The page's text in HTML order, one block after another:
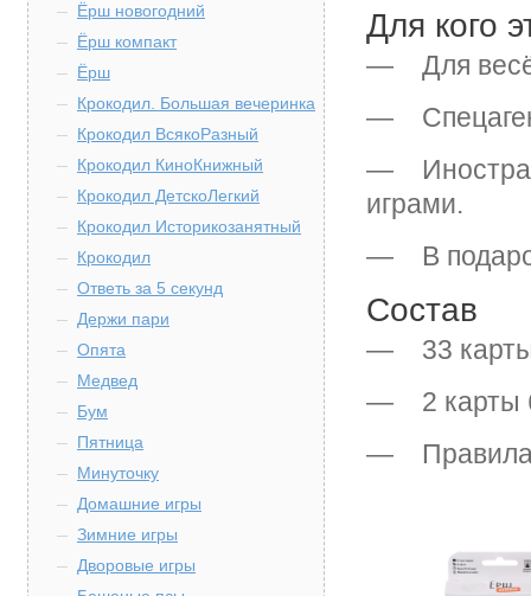
Ёрш новогодний
Ёрш компакт
Ёрш
Крокодил. Большая вечеринка
Крокодил ВсякоРазный
Крокодил КиноКнижный
Крокодил ДетскоЛегкий
Крокодил Историкозанятный
Крокодил
Ответь за 5 секунд
Держи пари
Опята
Медвед
Бум
Пятница
Минуточку
Домашние игры
Зимние игры
Дворовые игры
Для кого
— Для
—
—
играми.
— В
Состав
— 33 карты
— 2 карты
— Правила